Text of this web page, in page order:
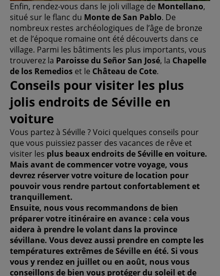
Enfin, rendez-vous dans le joli village de Montellano,
situé sur le flanc du Monte de San Pablo. De
nombreux restes archéologiques de l’âge de bronze
et de l’époque romaine ont été découverts dans ce
village. Parmi les bâtiments les plus importants, vous
trouverez la Paroisse du Señor San José, la Chapelle
de los Remedios et le Château de Cote.
Conseils pour visiter les plus
jolis endroits de Séville en
voiture
Vous partez à Séville ? Voici quelques conseils pour
que vous puissiez passer des vacances de rêve et
visiter les plus beaux endroits de Sévilleen voiture.
Mais avant de commencer votre voyage, vous
devrez réserver votrevoiture de location pour
pouvoir vous rendre partout confortablement et
tranquillement.
Ensuite, nous vous recommandons de bien
préparer votre itinéraire en avance : cela vous
aidera à prendre le volant dans la province
sévillane. Vous devez aussi prendre en compte les
températures extrêmes de Séville en été. Si vous
vous y rendez en juillet ou en août, nous vous
conseillons de bien vous protéger du soleil et de